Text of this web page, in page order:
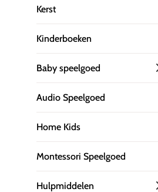
Kerst
Kinderboeken
Baby speelgoed
Audio Speelgoed
Home Kids
Montessori Speelgoed
Hulpmiddelen